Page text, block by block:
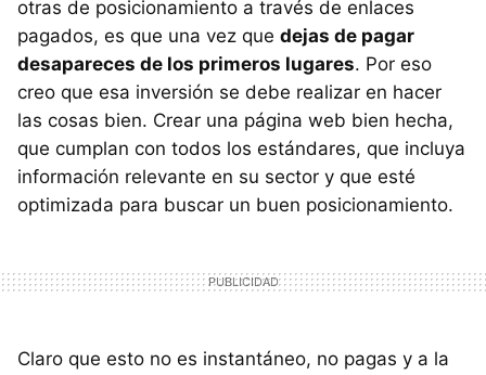
otras de posicionamiento a través de enlaces
pagados, es que una vez que dejas de pagar
desapareces de los primeros lugares. Por eso
creo que esa inversión se debe realizar en hacer
las cosas bien. Crear una página web bien hecha,
que cumplan con todos los estándares, que incluya
información relevante en su sector y que esté
optimizada para buscar un buen posicionamiento.
Claro que esto no es instantáneo, no pagas y a la